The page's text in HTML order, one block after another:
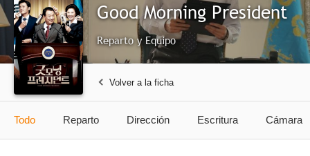
Good Morning President
Reparto y Equipo
Volver a la ficha
Todo Reparto Dirección Escritura Cámara